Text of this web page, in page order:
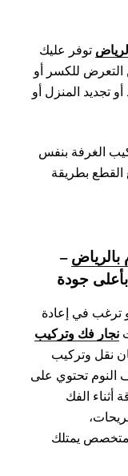
توفر عليك
التعرض للكسر أو
تجديد المنزل أو
الغرفة بنفس
القطع بطريقة
–
جودة
ترغب في إعادة
نجار فك وتركيب
نقل وتركيب
النوم تحتوي على
أثناء الفك
متخصص يمتلك